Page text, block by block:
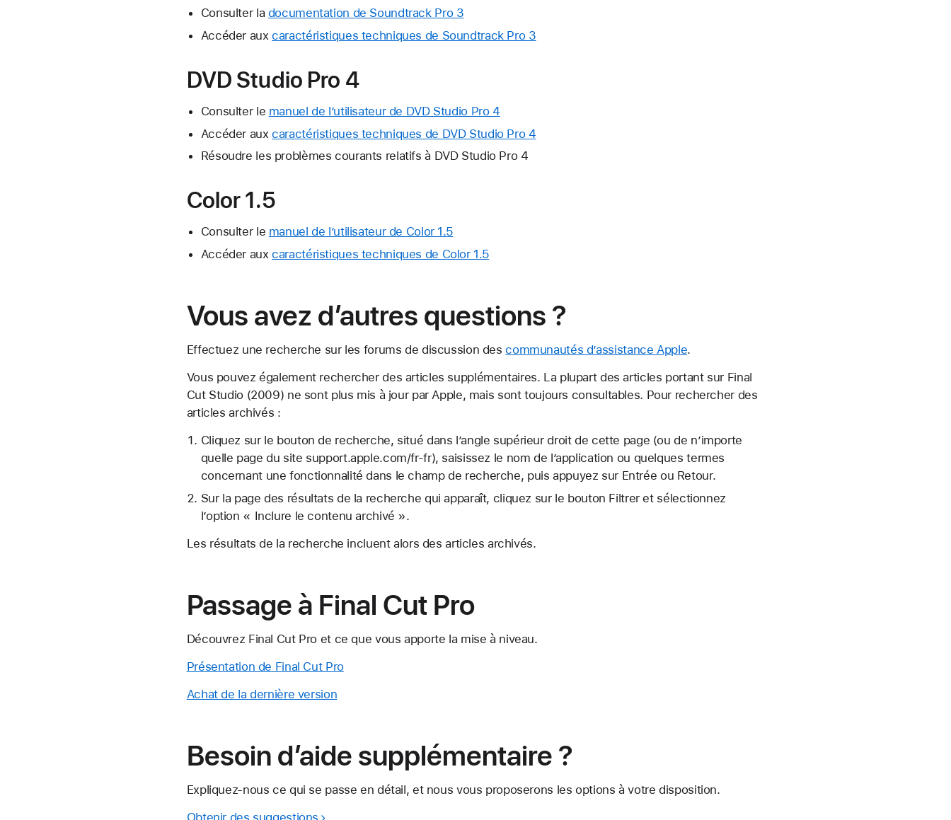
Consulter la documentation de Soundtrack Pro 3
Accéder auxcaractéristiques techniques de Soundtrack Pro 3
DVD Studio Pro 4
Consulter le manuel de l’utilisateur de DVD Studio Pro 4
Accéder auxcaractéristiques techniques de DVD Studio Pro 4
Résoudre les problèmes courants relatifs à DVD Studio Pro 4
Color 1.5
Consulter le manuel de l’utilisateur de Color 1.5
Accéder auxcaractéristiques techniques de Color 1.5
Vous avez d’autres questions ?
Effectuez une recherche sur les forums de discussion descommunautés d’assistance Apple.
Vous pouvez également rechercher des articles supplémentaires. La plupart des articles portant sur Final
Cut Studio (2009) ne sont plus mis à jour par Apple, mais sont toujours consultables. Pour rechercher des
articles archivés :
Cliquez sur le bouton de recherche, situé dans l’angle supérieur droit de cette page (ou de n’importe
quelle page du site support.apple.com/fr-fr), saisissez le nom de l’application ou quelques termes
concernant une fonctionnalité dans le champ de recherche, puis appuyez sur Entrée ou Retour.
Sur la page des résultats de la recherche qui apparaît, cliquez sur le bouton Filtrer et sélectionnez
l’option « Inclure le contenu archivé ».
Les résultats de la recherche incluent alors des articles archivés.
Passage à Final Cut Pro
Découvrez Final Cut Pro et ce que vous apporte la mise à niveau.
Présentation de Final Cut Pro
Achat de la dernière version
Besoin d’aide supplémentaire ?
Expliquez-nous ce qui se passe en détail, et nous vous proposerons les options à votre disposition.
Obtenir des suggestions